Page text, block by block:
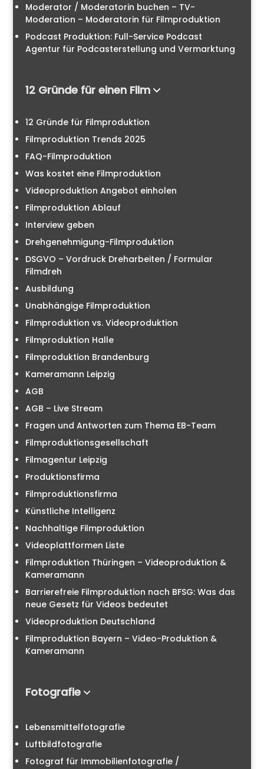
Moderator / Moderatorin buchen – TV-
Moderation – Moderatorin für Filmproduktion
Podcast Produktion: Full-Service Podcast
Agentur für Podcasterstellung und Vermarktung
12 Gründe für einen Film
12 Gründe für Filmproduktion
Filmproduktion Trends 2025
FAQ-Filmproduktion
Was kostet eine Filmproduktion
Videoproduktion Angebot einholen
Filmproduktion Ablauf
Interview geben
Drehgenehmigung-Filmproduktion
DSGVO – Vordruck Dreharbeiten / Formular
Filmdreh
Ausbildung
Unabhängige Filmproduktion
Filmproduktion vs. Videoproduktion
Filmproduktion Halle
Filmproduktion Brandenburg
Kameramann Leipzig
AGB
AGB – Live Stream
Fragen und Antworten zum Thema EB-Team
Filmproduktionsgesellschaft
Filmagentur Leipzig
Produktionsfirma
Filmproduktionsfirma
Künstliche Intelligenz
Nachhaltige Filmproduktion
Videoplattformen Liste
Filmproduktion Thüringen – Videoproduktion &
Kameramann
Barrierefreie Filmproduktion nach BFSG: Was das
neue Gesetz für Videos bedeutet
Videoproduktion Deutschland
Filmproduktion Bayern – Video-Produktion &
Kameramann
Fotografie
Lebensmittelfotografie
Luftbildfotografie
Fotograf für Immobilienfotografie /